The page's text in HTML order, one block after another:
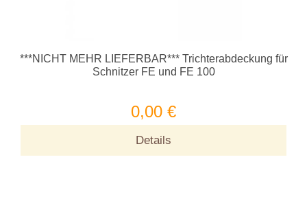
***NICHT MEHR LIEFERBAR*** Trichterabdeckung für
Schnitzer FE und FE 100
0,00 €
Details